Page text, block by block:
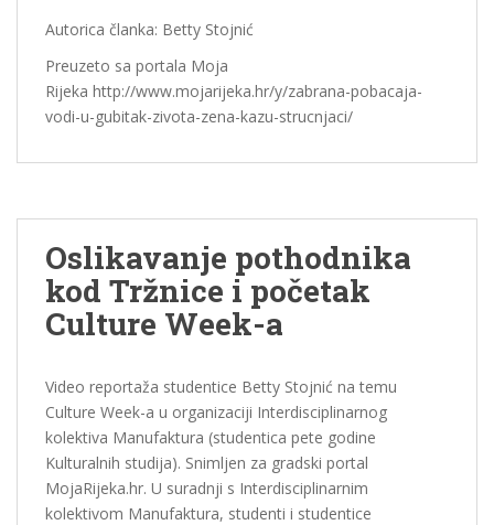
Autorica članka: Betty Stojnić
Preuzeto sa portala Moja
Rijeka http://www.mojarijeka.hr/y/zabrana-pobacaja-
vodi-u-gubitak-zivota-zena-kazu-strucnjaci/
Oslikavanje pothodnika
kod Tržnice i početak
Culture Week-a
Video reportaža studentice Betty Stojnić na temu
Culture Week-a u organizaciji Interdisciplinarnog
kolektiva Manufaktura (studentica pete godine
Kulturalnih studija). Snimljen za gradski portal
MojaRijeka.hr. U suradnji s Interdisciplinarnim
kolektivom Manufaktura, studenti i studentice